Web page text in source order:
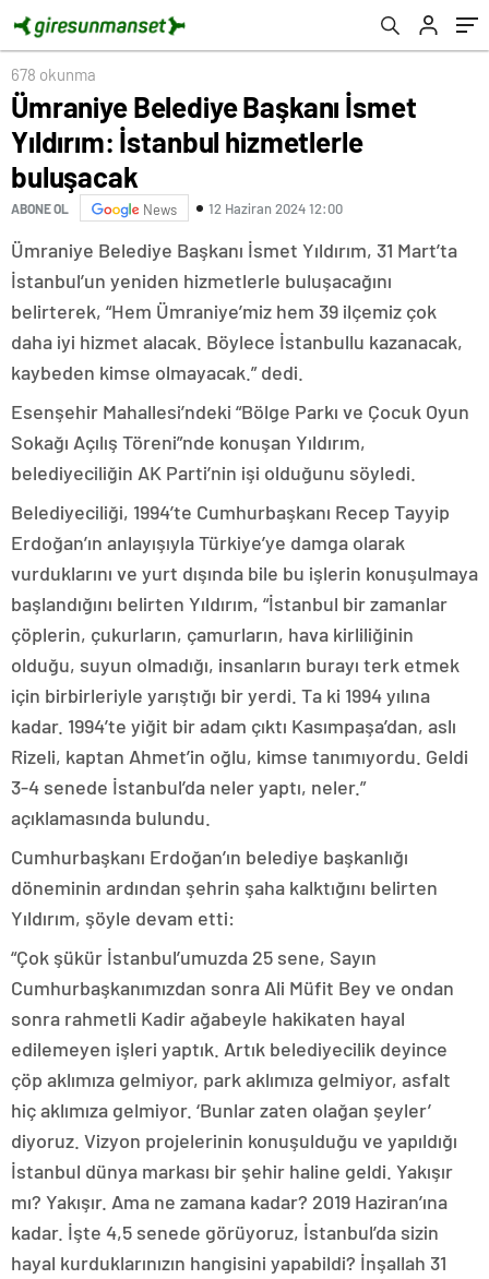
678 okunma
Ümraniye Belediye Başkanı İsmet
Yıldırım: İstanbul hizmetlerle
buluşacak
ABONE OL News 12 Haziran 2024 12:00
Ümraniye Belediye Başkanı İsmet Yıldırım, 31 Mart’ta
İstanbul’un yeniden hizmetlerle buluşacağını
belirterek, “Hem Ümraniye’miz hem 39 ilçemiz çok
daha iyi hizmet alacak. Böylece İstanbullu kazanacak,
kaybeden kimse olmayacak.” dedi.
Esenşehir Mahallesi’ndeki “Bölge Parkı ve Çocuk Oyun
Sokağı Açılış Töreni”nde konuşan Yıldırım,
belediyeciliğin AK Parti’nin işi olduğunu söyledi.
Belediyeciliği, 1994’te Cumhurbaşkanı Recep Tayyip
Erdoğan’ın anlayışıyla Türkiye’ye damga olarak
vurduklarını ve yurt dışında bile bu işlerin konuşulmaya
başlandığını belirten Yıldırım, “İstanbul bir zamanlar
çöplerin, çukurların, çamurların, hava kirliliğinin
olduğu, suyun olmadığı, insanların burayı terk etmek
için birbirleriyle yarıştığı bir yerdi. Ta ki 1994 yılına
kadar. 1994’te yiğit bir adam çıktı Kasımpaşa’dan, aslı
Rizeli, kaptan Ahmet’in oğlu, kimse tanımıyordu. Geldi
3-4 senede İstanbul’da neler yaptı, neler.”
açıklamasında bulundu.
Cumhurbaşkanı Erdoğan’ın belediye başkanlığı
döneminin ardından şehrin şaha kalktığını belirten
Yıldırım, şöyle devam etti:
“Çok şükür İstanbul’umuzda 25 sene, Sayın
Cumhurbaşkanımızdan sonra Ali Müfit Bey ve ondan
sonra rahmetli Kadir ağabeyle hakikaten hayal
edilemeyen işleri yaptık. Artık belediyecilik deyince
çöp aklımıza gelmiyor, park aklımıza gelmiyor, asfalt
hiç aklımıza gelmiyor. ‘Bunlar zaten olağan şeyler’
diyoruz. Vizyon projelerinin konuşulduğu ve yapıldığı
İstanbul dünya markası bir şehir haline geldi. Yakışır
mı? Yakışır. Ama ne zamana kadar? 2019 Haziran’ına
kadar. İşte 4,5 senede görüyoruz, İstanbul’da sizin
hayal kurduklarınızın hangisini yapabildi? İnşallah 31